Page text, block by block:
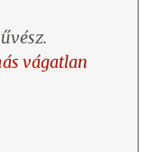
vágatlan